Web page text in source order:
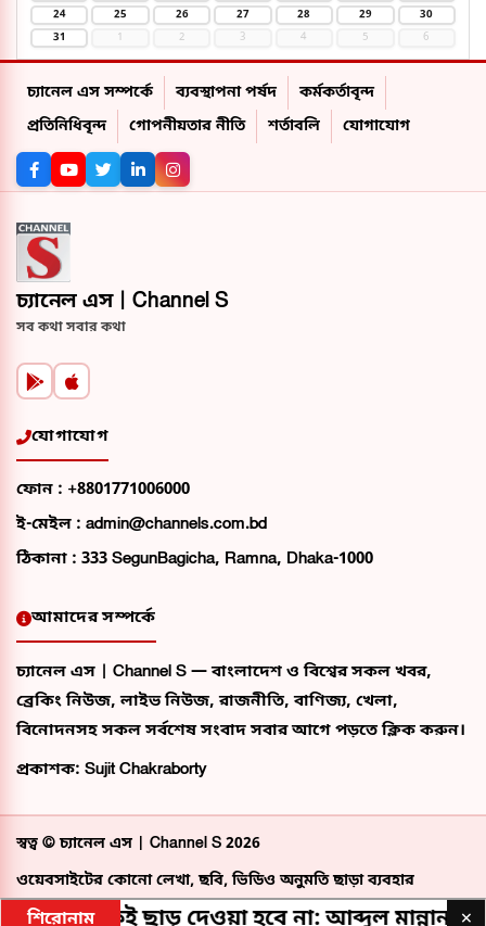
24
25 26 27 28 29
30
31
1 2 3 4 5 6
×
শিরোনাম
কাউকেই ছাড় দেওয়া হবে না: আব্দুল মান্নান
চ্যানেল এস সম্পর্কে ব্যবস্থাপনা পর্ষদ
কর্মকর্তাবৃন্দ
প্রতিনিধিবৃন্দ
গোপনীয়তার নীতি শর্তাবলি যোগাযোগ
চ্যানেল এস | Channel S
সব কথা সবার কথা
যোগাযোগ
ফোন : +8801771006000
ই-মেইল : admin@channels.com.bd
ঠিকানা : 333 SegunBagicha, Ramna, Dhaka-1000
আমাদের সম্পর্কে
চ্যানেল এস | Channel S — বাংলাদেশ ও বিশ্বের সকল খবর,
ব্রেকিং নিউজ, লাইভ নিউজ, রাজনীতি, বাণিজ্য, খেলা,
বিনোদনসহ সকল সর্বশেষ সংবাদ সবার আগে পড়তে ক্লিক করুন।
প্রকাশক: Sujit Chakraborty
স্বত্ব ©চ্যানেল এস | Channel S 2026
ওয়েবসাইটের কোনো লেখা, ছবি, ভিডিও অনুমতি ছাড়া ব্যবহার
বেআইনি।